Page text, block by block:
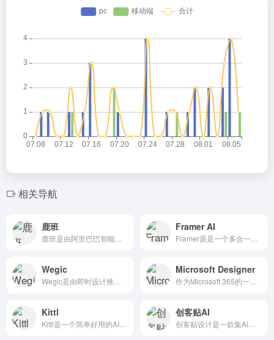
相关导航
鹿班 Framer AI
Wegic Microsoft Designer
Kittl 创客贴AI